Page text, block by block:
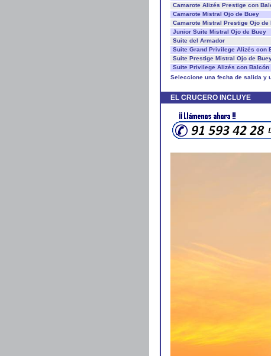
Camarote Alizés Prestige con
Camarote Mistral Ojo de Buey
Camarote Mistral Prestige Ojo de
Junior Suite Mistral Ojo de Buey
Suite del Armador
Suite Grand Privilege Alizés con
Suite Prestige Mistral Ojo de
Suite Privilege Alizés con Balcón
Seleccione una fecha de salida y
EL CRUCERO INCLUYE